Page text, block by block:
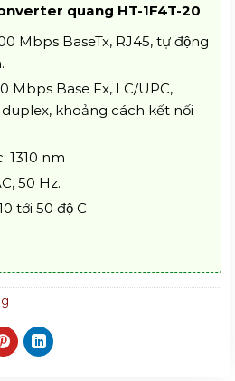
quang HT-1F4T-20
Mbps BaseTx, RJ45, tự động
Mbps Base Fx, LC/UPC,
khoảng cách kết nối
1310 nm
50 Hz.
tới 50 độ C